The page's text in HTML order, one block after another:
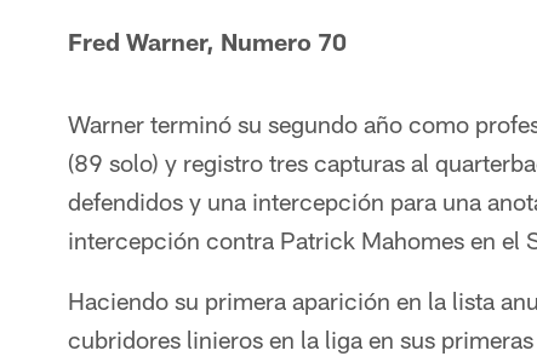
Fred Warner, Numero 70
Warner terminó su segundo año como
(89 solo) y registro tres capturas al
defendidos y una intercepción para una
intercepción contra Patrick Mahomes en el
Haciendo su primera aparición en la lista
cubridores linieros en la liga en sus